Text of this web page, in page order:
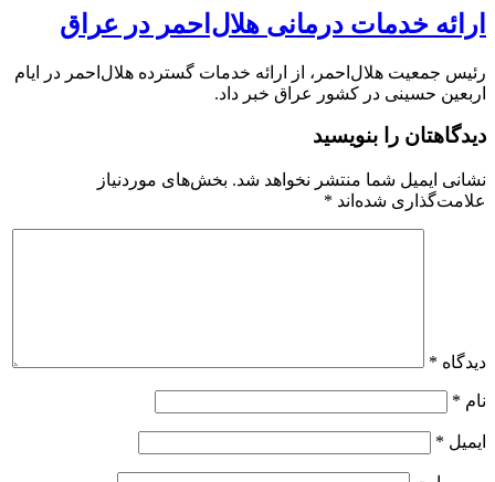
ارائه خدمات درمانی هلال‌احمر در عراق
رئیس جمعیت هلال‌احمر، از ارائه خدمات گسترده هلال‌احمر در ایام
اربعین حسینی در کشور عراق خبر داد.
دیدگاهتان را بنویسید
نشانی ایمیل شما منتشر نخواهد شد. بخش‌های موردنیاز
علامت‌گذاری شده‌اند *
دیدگاه *
نام *
ایمیل *